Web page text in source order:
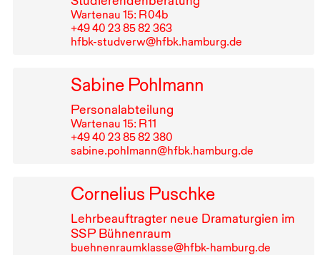
Wartenau 15: R⁠ ⁠04b
+49⁠ ⁠40⁠ ⁠23⁠ ⁠85⁠ ⁠82⁠ ⁠363
hfbk-studverw@hfbk.hamburg.de
Sabine Pohlmann
Personalabteilung
Wartenau 15: R⁠ ⁠11
+49⁠ ⁠40⁠ ⁠23⁠ ⁠85⁠ ⁠82⁠ ⁠380
sabine.pohlmann@hfbk.hamburg.de
Cornelius Puschke
Lehrbeauftragter neue Dramaturgien im
SSP Bühnenraum
buehnenraumklasse@hfbk-hamburg.de